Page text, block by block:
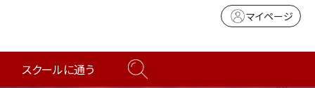
マイページ
スクールに通う